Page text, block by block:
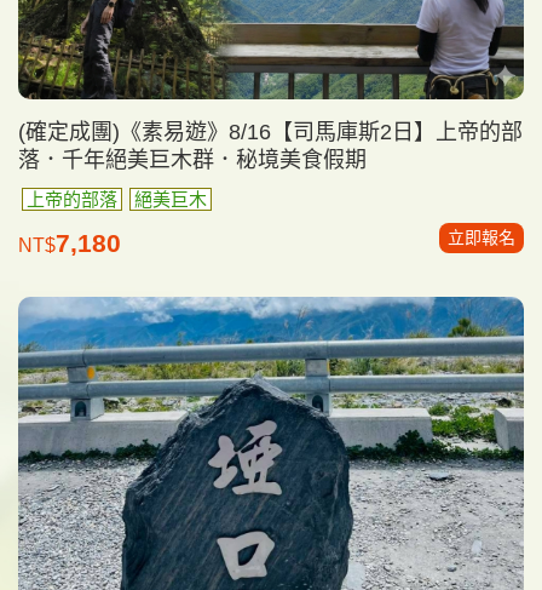
(確定成團)《素易遊》8/16【司馬庫斯2日】上帝的部
落．千年絕美巨木群．秘境美食假期
上帝的部落 絕美巨木
NT$7,180 立即報名